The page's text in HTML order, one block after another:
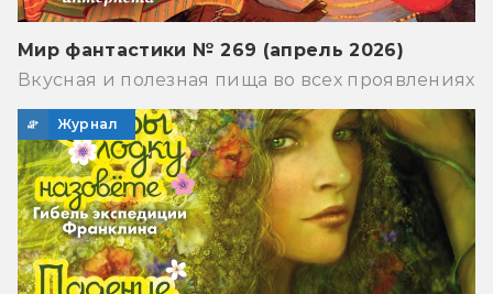
Мир фантастики № 269 (апрель 2026)
Вкусная и полезная пища во всех проявлениях
Журнал